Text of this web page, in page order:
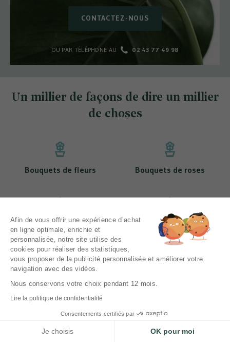
CONTACTEZ-NOUS
OU PAR TÉLÉPHONE AU 02 43 77 49 98
Un millier de façons de dire un millier
de choses
Bouquets de fleurs Bouquets de roses
Nos bouquets de tulipes Nos bouquets de muguet
Mentions légales
CGV
Politique de protection des données personnelles
Contactez-nous
Afin de vous offrir une expérience d’achat
en ligne optimale, enrichie et
personnalisée, notre site utilise des
cookies pour réaliser des statistiques,
vous proposer de la publicité personnalisée et améliorer votre
navigation avec des vidéos.
Nous conservons votre choix pendant 12 mois.
Lire la politique de confidentialité
Consentements certifiés par
Je choisis OK pour moi